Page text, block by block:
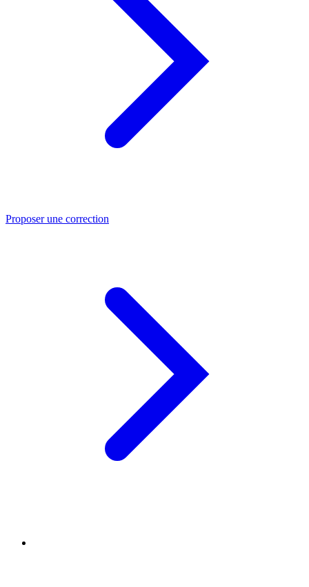
Proposer une correction